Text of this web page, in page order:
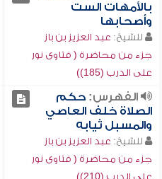
بالأمهات الست
وأصحابها
للشيخ: عبد العزيز بن باز
جزء من محاضرة ( فتاوى نور
على الدرب (185))
الفهرس:حكم
الصلاة خلف العاصي
والمسبل ثيابه
للشيخ: عبد العزيز بن باز
جزء من محاضرة ( فتاوى نور
على الدرب (210))